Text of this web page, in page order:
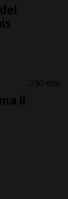
50 min
il